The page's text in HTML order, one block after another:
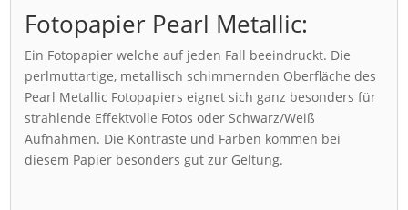
Fotopapier Pearl Metallic:
Ein Fotopapier welche auf jeden Fall beeindruckt. Die
perlmuttartige, metallisch schimmernden Oberfläche des
Pearl Metallic Fotopapiers eignet sich ganz besonders für
strahlende Effektvolle Fotos oder Schwarz/Weiß
Aufnahmen. Die Kontraste und Farben kommen bei
diesem Papier besonders gut zur Geltung.